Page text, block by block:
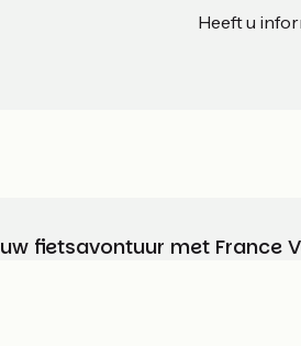
Heeft u
fietsavontuur met France